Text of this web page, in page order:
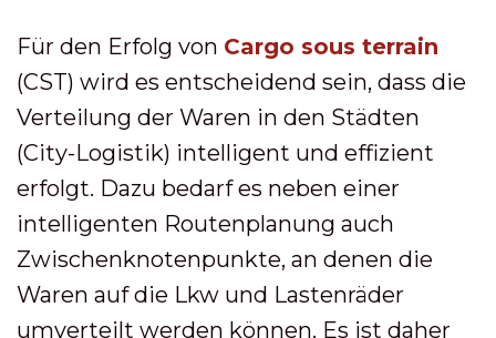
Für den Erfolg von Cargo sous terrain
(CST) wird es entscheidend sein, dass die
Verteilung der Waren in den Städten
(City-Logistik) intelligent und effizient
erfolgt. Dazu bedarf es neben einer
intelligenten Routenplanung auch
Zwischenknotenpunkte, an denen die
Waren auf die Lkw und Lastenräder
umverteilt werden können. Es ist daher